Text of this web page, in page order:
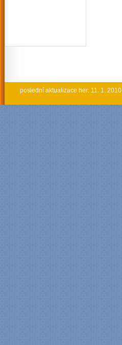
poslední aktualizace her: 11. 1. 2010